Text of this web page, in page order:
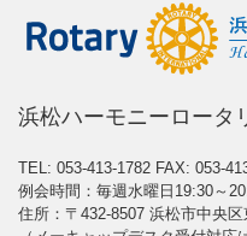
浜松ハーモニーロータ
TEL: 053-413-1782 FAX: 053-
例会時間：毎週水曜日19:30～
住所：〒432-8507 浜松市中央